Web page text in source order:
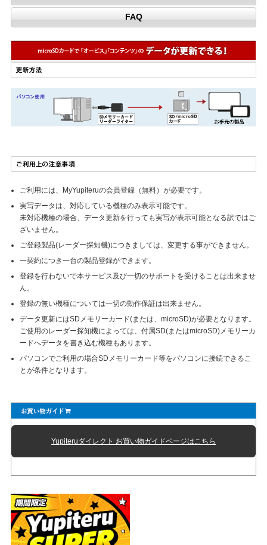
FAQ
ご利用には、MyYupiteruの会員登録（無料）が必要です。
実写データは、対応している機種のみ表示可能です。
未対応機種の場合、データ更新を行っても実写が表示可能となる訳ではご
ざいません。
ご登録製品(レーダー探知機)につきましては、変更する事ができません。
一契約につき一台の製品登録ができます。
登録を行わないで本サービス及び一切のサポートを受けることは出来ませ
ん。
登録の無い機種については一切の動作保証は出来ません。
データ更新にはSDメモリーカード(または、microSD)が必要となります。
ご使用のレーダー探知機によっては、付属SD(またはmicroSD)メモリーカ
ードへデータを書き込む機種もあります。
パソコンでご利用の場合SDメモリーカード等をパソコンに接続できるこ
とが条件となります。
Yupiteruダイレクト お買い物ガイドページはこちら